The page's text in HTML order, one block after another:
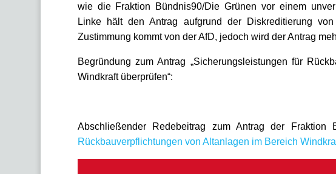
wie die Fraktion Bündnis90/Die Grünen vor einem
Linke hält den Antrag aufgrund der Diskreditierung von
Zustimmung kommt von der AfD, jedoch wird der Antrag
Begründung zum Antrag „Sicherungsleistungen für
Windkraft überprüfen“:
Abschließender Redebeitrag zum Antrag der Fraktion
Rückbauverpflichtungen von Altanlagen im Bereich